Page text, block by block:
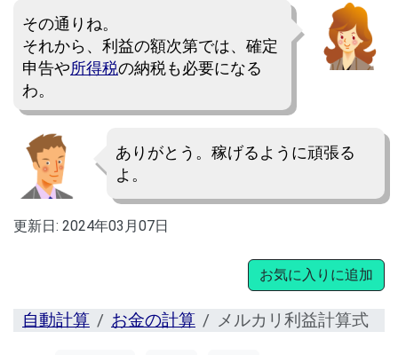
その通りね。
それから、利益の額次第では、確定
申告や所得税の納税も必要になる
わ。
ありがとう。稼げるように頑張る
よ。
更新日: 2024年03月07日
お気に入りに追加
自動計算 お金の計算 メルカリ利益計算式